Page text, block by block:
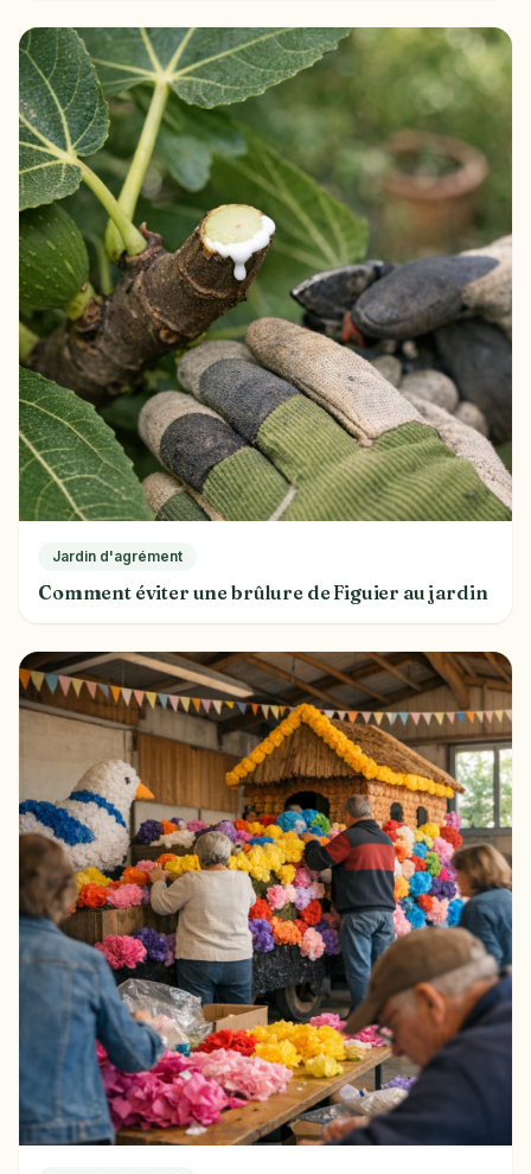
Jardin d'agrément
Comment éviter une brûlure de Figuier au jardin